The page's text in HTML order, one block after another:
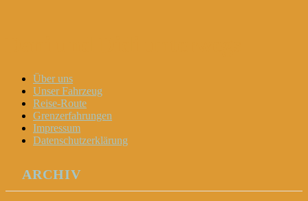
Menu
Widgets
Search
Skip
content
Über uns
Unser Fahrzeug
Reise-Route
Grenzerfahrungen
Impressum
Datenschutzerklärung
ARCHIV